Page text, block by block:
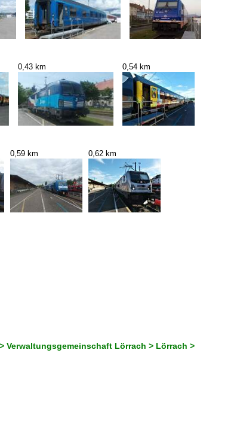
0,43 km 0,54 km
0,59 km 0,62 km
Verwaltungsgemeinschaft Lörrach > Lörrach >